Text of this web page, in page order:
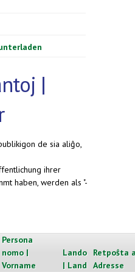
|
de sia aliĝo,
ihrer
haben, werden als "-
Persona
nomo |
Vorname
Lando
| Land
Retpoŝta
Adresse